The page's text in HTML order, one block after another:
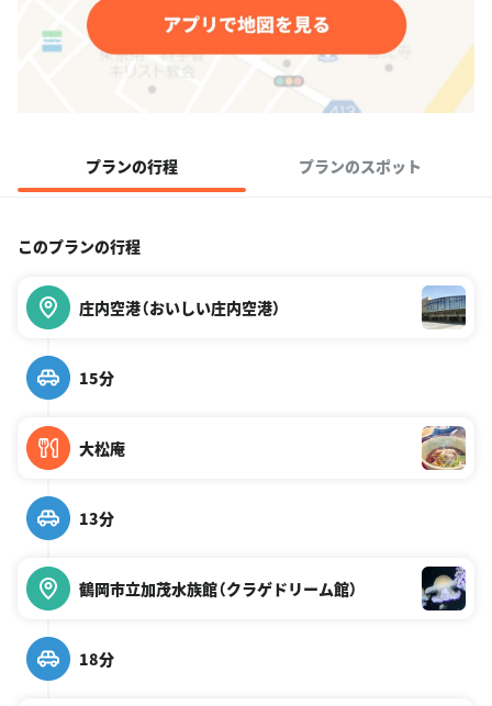
プランの行程 プランのスポット
このプランの行程
庄内空港（おいしい庄内空港）
15分
大松庵
13分
鶴岡市立加茂水族館（クラゲドリーム館）
18分